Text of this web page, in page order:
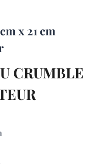
x 21 cm
CRUMBLE